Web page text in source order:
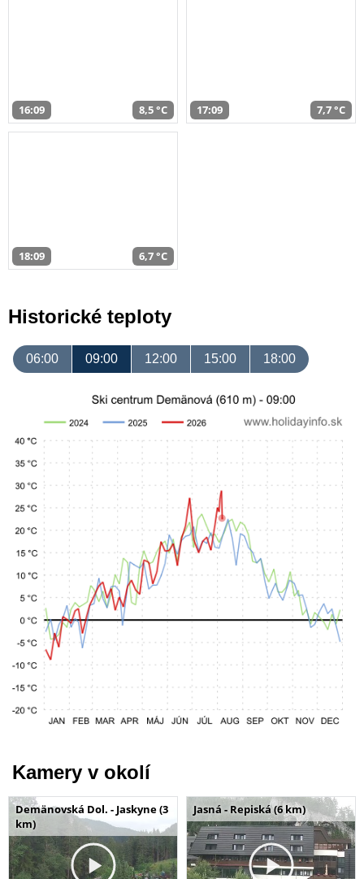
16:09 8,5 °C 17:09 7,7 °C
18:09 6,7 °C
Historické teploty
06:00 09:00 12:00 15:00 18:00
Kamery v okolí
Demänovská Dol. - Jaskyne (3
km)
Jasná - Repiská (6 km)